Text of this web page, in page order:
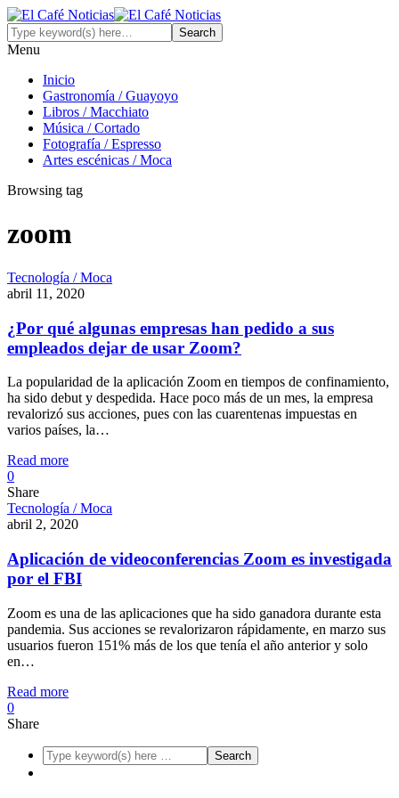
Menu
Inicio
Gastronomía / Guayoyo
Libros / Macchiato
Música / Cortado
Fotografía / Espresso
Artes escénicas / Moca
Browsing tag
zoom
Tecnología / Moca
abril 11, 2020
¿Por qué algunas empresas han pedido a sus
empleados dejar de usar Zoom?
La popularidad de la aplicación Zoom en tiempos de confinamiento,
ha sido debut y despedida. Hace poco más de un mes, la empresa
revalorizó sus acciones, pues con las cuarentenas impuestas en
varios países, la…
Read more
0
Share
Tecnología / Moca
abril 2, 2020
Aplicación de videoconferencias Zoom es investigada
por el FBI
Zoom es una de las aplicaciones que ha sido ganadora durante esta
pandemia. Sus acciones se revalorizaron rápidamente, en marzo sus
usuarios fueron 151% más de los que tenía el año anterior y solo
en…
Read more
0
Share